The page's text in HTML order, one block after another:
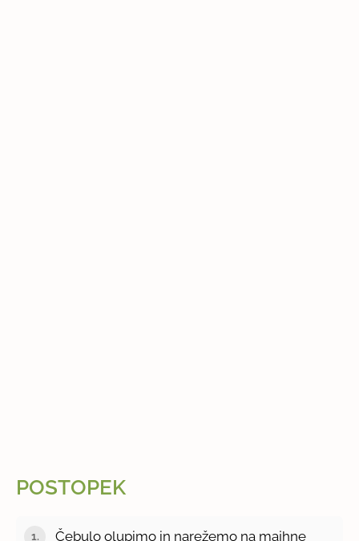
POSTOPEK
Čebulo olupimo in narežemo na majhne